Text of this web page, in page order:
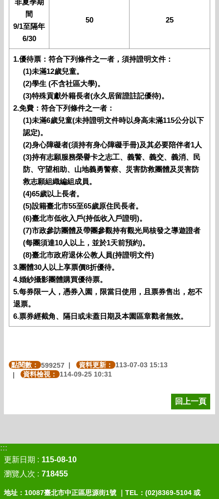
非夏季期
間
9/1至隔年
6/30
50 25
1.優待票：符合下列條件之一者，須持證明文件：
(1)未滿12歲兒童。
(2)學生 (不含社區大學)。
(3)特殊貢獻外籍長者(永久居留證註記優待)。
2.免費：符合下列條件之一者：
(1)未滿6歲兒童(未持證明文件時以身高未滿115公分以下
認定)。
(2)身心障礙者(須持有身心障礙手冊)及其必要陪伴者1人
(3)持有志願服務榮譽卡之志工、義警、義交、義消、民
防、守望相助、山地義勇警察、災害防救團體及災害防
救志願組織編組成員。
(4)65歲以上長者。
(5)設籍臺北市55至65歲原住民長者。
(6)臺北市低收入戶(持低收入戶證明)。
(7)市政參訪團體及帶團參觀持有觀光局核發之導遊證者
(每團須達10人以上，並於1天前預約)。
(8)臺北市政府退休公教人員(持證明文件)
3.團體30人以上享票價8折優待。
4.婚紗攝影團體購買優待票。
5.每券限一人，憑券入園，限當日使用，且票券售出，恕不
退票。
6.票券經截角、隔日或未蓋日期及本園區章戳者無效。
點閱數： 599257 資料更新：
113-07-03 15:13
資料檢視：
114-09-25 10:31
回上一頁
:::
更新日期
115-08-10
瀏覽人次
718455
地址：10087臺北市中正區思源街1號 ｜TEL：(02)8369-5104 或